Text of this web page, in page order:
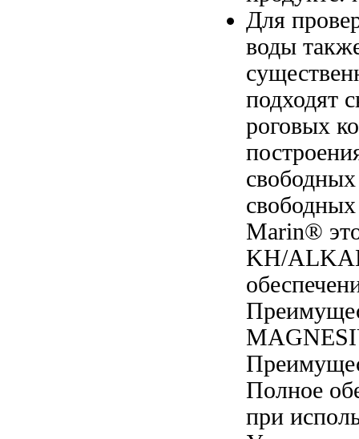
Для
воды
подходят
роговых
свободных
Marin®
KH/
Полное
при